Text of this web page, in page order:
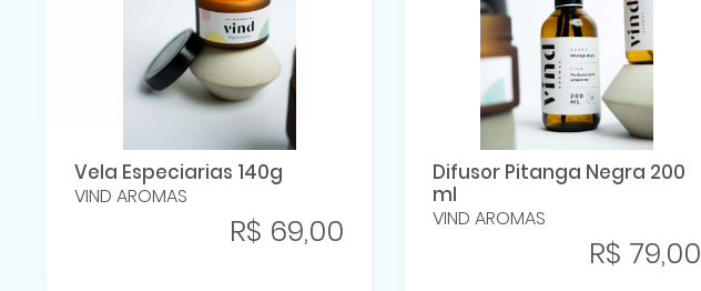
Vela Especiarias 140g
VIND AROMAS
R$ 69,00
Difusor Pitanga Negra 200
ml
VIND AROMAS
R$ 79,00